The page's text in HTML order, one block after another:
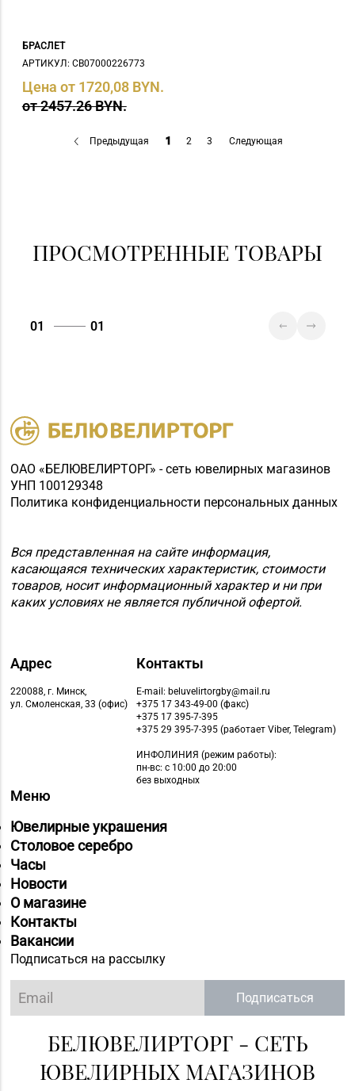
БРАСЛЕТ
АРТИКУЛ: СB07000226773
Цена от 1720,08 BYN.
от 2457.26 BYN.
Предыдущая 1 2 3 Следующая
ПРОСМОТРЕННЫЕ ТОВАРЫ
01 01
ОАО «БЕЛЮВЕЛИРТОРГ» - сеть ювелирных магазинов
УНП 100129348
Политика конфиденциальности персональных данных
Вся представленная на сайте информация,
касающаяся технических характеристик, стоимости
товаров, носит информационный характер и ни при
каких условиях не является публичной офертой.
Адрес
220088, г. Минск,
ул. Смоленская, 33 (офис)
Контакты
E-mail: beluvelirtorgby@mail.ru
+375 17 343-49-00 (факс)
+375 17 395-7-395
+375 29 395-7-395 (работает Viber, Telegram)
ИНФОЛИНИЯ (режим работы):
пн-вс: с 10:00 до 20:00
без выходных
Меню
Ювелирные украшения
Столовое серебро
Часы
Новости
О магазине
Контакты
Вакансии
Подписаться на рассылку
Подписаться
БЕЛЮВЕЛИРТОРГ - СЕТЬ
ЮВЕЛИРНЫХ МАГАЗИНОВ